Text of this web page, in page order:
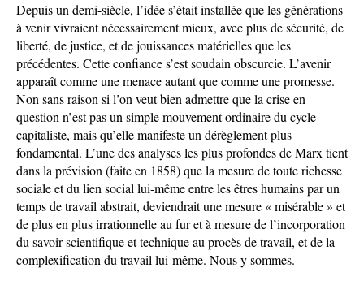
Depuis un demi-siècle, l’idée s’était installée que les générations
à venir vivraient nécessairement mieux, avec plus de sécurité, de
liberté, de justice, et de jouissances matérielles que les
précédentes. Cette confiance s’est soudain obscurcie. L’avenir
apparaît comme une menace autant que comme une promesse.
Non sans raison si l’on veut bien admettre que la crise en
question n’est pas un simple mouvement ordinaire du cycle
capitaliste, mais qu’elle manifeste un dérèglement plus
fondamental. L’une des analyses les plus profondes de Marx tient
dans la prévision (faite en 1858) que la mesure de toute richesse
sociale et du lien social lui-même entre les êtres humains par un
temps de travail abstrait, deviendrait une mesure « misérable » et
de plus en plus irrationnelle au fur et à mesure de l’incorporation
du savoir scientifique et technique au procès de travail, et de la
complexification du travail lui-même. Nous y sommes.